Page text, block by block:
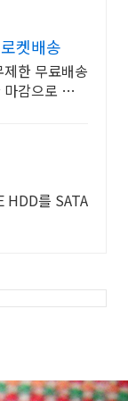
켓배송
한 무료배송
감으로 오래
HDD를 SATA